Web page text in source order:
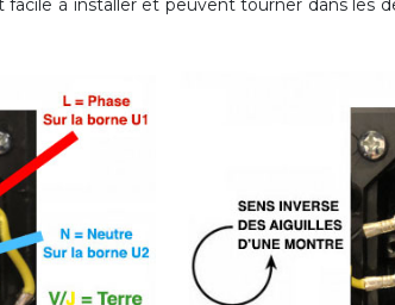
à installer et peuvent tourner dans les